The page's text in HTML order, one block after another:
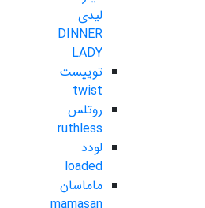
لیدی
DINNER
LADY
توییست
twist
روتلس
ruthless
لودد
loaded
ماماسان